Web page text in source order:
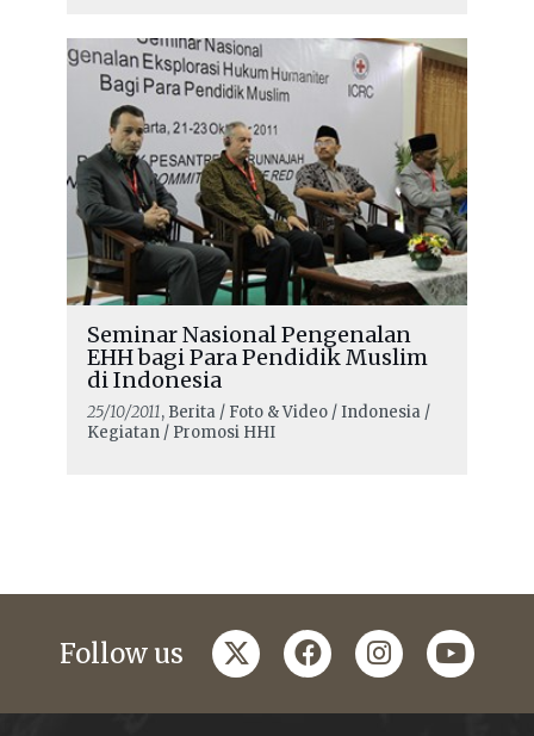
Seminar Nasional Pengenalan
EHH bagi Para Pendidik Muslim
di Indonesia
25/10/2011, Berita / Foto & Video / Indonesia /
Kegiatan / Promosi HHI
Follow us twitterfacebookinstagramyoutube